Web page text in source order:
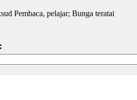
Pembaca, pelajar; Bunga teratai